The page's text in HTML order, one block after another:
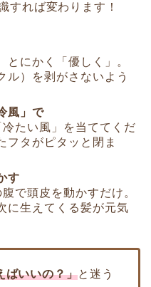
すれば変わります！
とにかく「優しく」。
ル）を剥がさないよう
風」で
たい風」を当ててくだ
フタがピタッと閉ま
す
で頭皮を動かすだけ。
に生えてくる髪が元気
ばいいの？」と迷う